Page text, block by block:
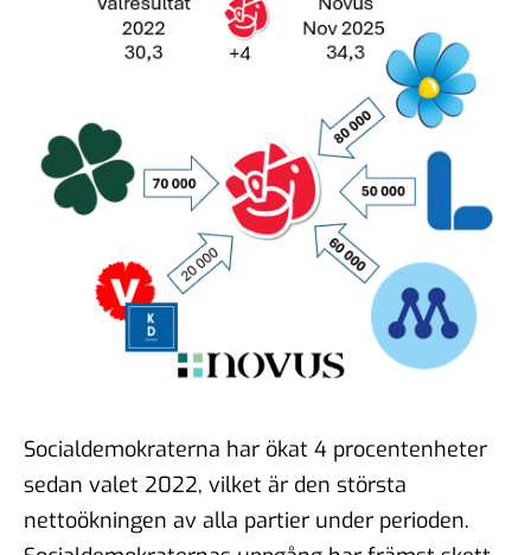
Socialdemokraterna har ökat 4 procentenheter
sedan valet 2022, vilket är den största
nettoökningen av alla partier under perioden.